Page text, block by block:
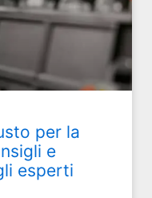
per la
e
esperti